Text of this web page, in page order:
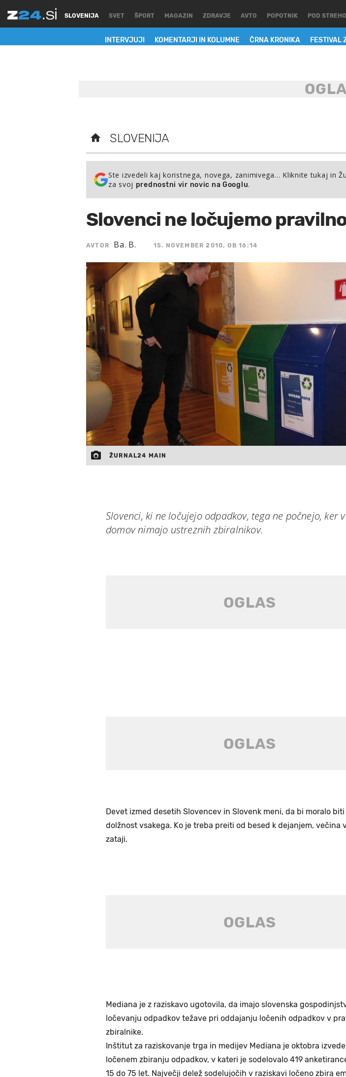
SLOVENIJA
INTERVJUJI KOMENTARJI IN KOLUMNE ČRNA KRONIKA FESTIVAL
SVET ŠPORT MAGAZIN ZDRAVJE AVTO POPOTNIK POD STREHO
SLOVENIJA
Ste izvedeli kaj koristnega, novega, zanimivega… Kliknite tukaj in
za svoj prednostni vir novic na Googlu.
Slovenci ne ločujemo
AVTOR Ba. B. 15. NOVEMBER 2010, OB 16:14
ŽURNAL24 MAIN
Slovenci, ki ne ločujejo odpadkov, tega ne počnejo, ker
domov nimajo ustreznih zbiralnikov.
Devet izmed desetih Slovencev in Slovenk meni, da bi moralo
dolžnost vsakega. Ko je treba preiti od besed k dejanjem, večina
zataji.
Mediana je z raziskavo ugotovila, da imajo slovenska
ločevanju odpadkov težave pri oddajanju ločenih odpadkov v
zbiralnike.
Inštitut za raziskovanje trga in medijev Mediana je oktobra
ločenem zbiranju odpadkov, v kateri je sodelovalo 419
15 do 75 let. Največji delež sodelujočih v raziskavi ločeno zbira